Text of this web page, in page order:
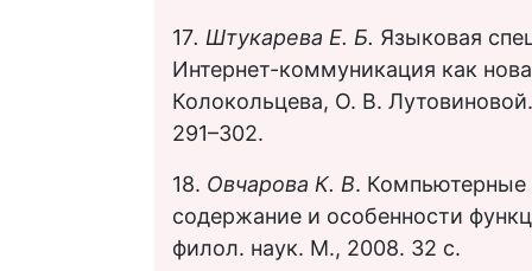
17. Штукарева Е. Б. Языковая
Интернет-коммуникация как
Колокольцева, О. В.
291–302.
18. Овчарова К. В. Компьютерные
содержание и особенности
филол. наук. M., 2008. 32 с.